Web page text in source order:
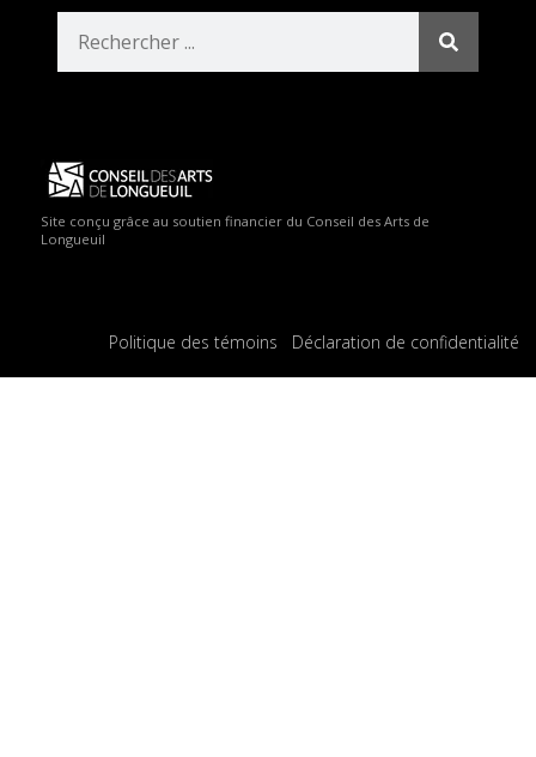
Site conçu grâce au soutien financier du Conseil des Arts de
Longueuil
Politique des témoins Déclaration de confidentialité